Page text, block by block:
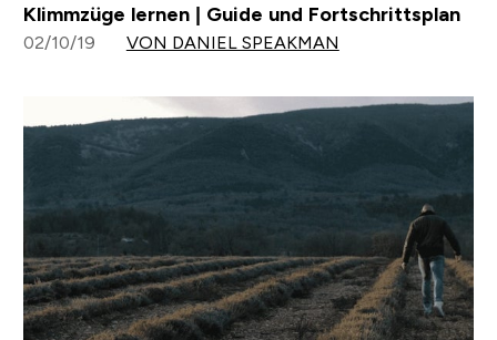
Klimmzüge lernen | Guide und Fortschrittsplan
02/10/19 VON DANIEL SPEAKMAN